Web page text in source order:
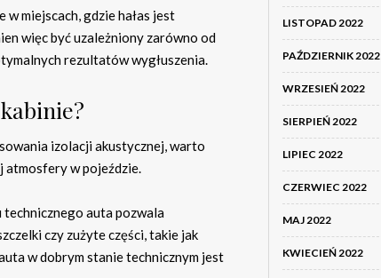
w miejscach, gdzie hałas jest
więc być uzależniony zarówno od
rezultatów wygłuszenia.
izolacji akustycznej, warto
atmosfery w pojeździe.
auta pozwala
czy zużyte części, takie jak
w dobrym stanie technicznym jest
LISTOPAD 2022
PAŹDZIERNIK 2022
WRZESIEŃ 2022
SIERPIEŃ 2022
LIPIEC 2022
CZERWIEC 2022
MAJ 2022
KWIECIEŃ 2022